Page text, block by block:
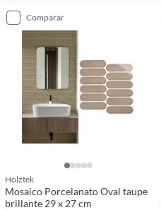
comparar
Holztek
Mosaico Porcelanato Oval taupe
brillante 29 x 27 cm